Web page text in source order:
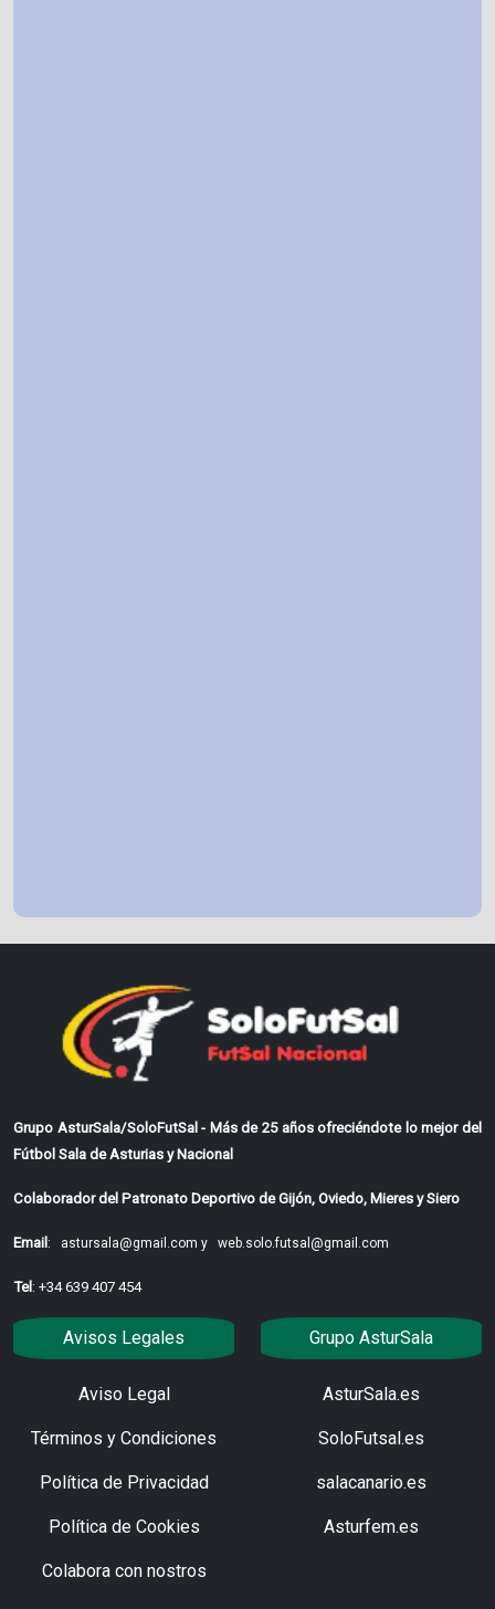
Grupo AsturSala/SoloFutSal - Más de 25 años ofreciéndote lo mejor del
Fútbol Sala de Asturias y Nacional
Colaborador del Patronato Deportivo de Gijón, Oviedo, Mieres y Siero
Email: astursala@gmail.com y web.solo.futsal@gmail.com
Tel: +34 639 407 454
Avisos Legales
Aviso Legal
Términos y Condiciones
Política de Privacidad
Política de Cookies
Colabora con nostros
Grupo AsturSala
AsturSala.es
SoloFutsal.es
salacanario.es
Asturfem.es